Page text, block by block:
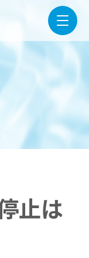
止は